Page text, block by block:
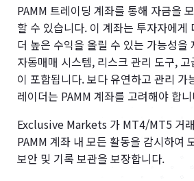
PAMM 트레이딩 계좌를 통해 자금을
할 수 있습니다. 이 계좌는 투자자에게
더 높은 수익을 올릴 수 있는 가능성을
자동매매 시스템, 리스크 관리 도구,
이 포함됩니다. 보다 유연하고 관리 가
레이더는 PAMM 계좌를 고려해야 합
Exclusive Markets 가 MT4/MT5 거
PAMM 계좌 내 모든 활동을 감시하여
보안 및 기록 보관을 보장합니다.